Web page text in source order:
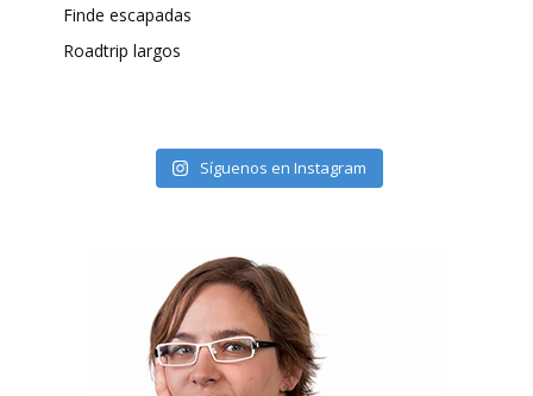
Finde escapadas
Roadtrip largos
Síguenos en Instagram